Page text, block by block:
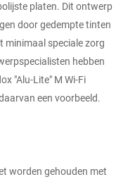
platen. Dit ontwerp
door gedempte tinten
minimaal speciale zorg
hebben
"Alu-Lite" M Wi-Fi
een voorbeeld.
worden gehouden met